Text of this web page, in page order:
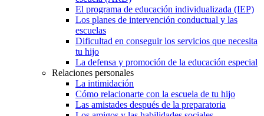
El programa de educación individualizada (IEP)
Los planes de intervención conductual y las
escuelas
Dificultad en conseguir los servicios que necesita
tu hijo
La defensa y promoción de la educación especial
Relaciones personales
La intimidación
Cómo relacionarte con la escuela de tu hijo
Las amistades después de la preparatoria